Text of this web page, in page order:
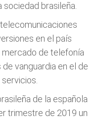
sociedad brasileña.
en el país
mercado de telefonía
vanguardia en el de
de la española
trimestre de 2019 un